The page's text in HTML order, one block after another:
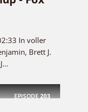
In voller
Brett J.
EPISODE203